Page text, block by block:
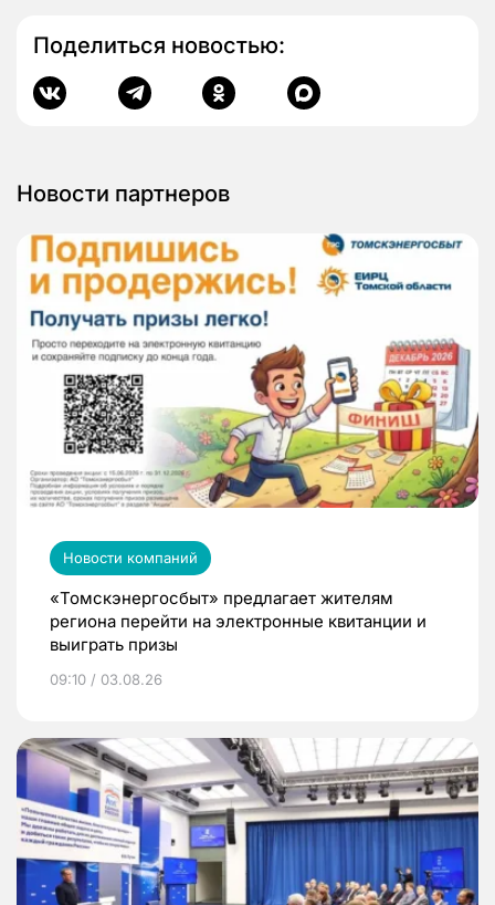
Поделиться новостью:
Новости партнеров
Новости компаний
«Томскэнергосбыт» предлагает жителям
региона перейти на электронные квитанции и
выиграть призы
09:10 / 03.08.26